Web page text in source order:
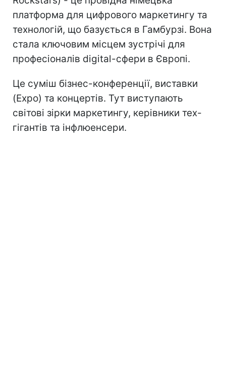
платформа для цифрового маркетингу та
технологій, що базується в Гамбурзі. Вона
стала ключовим місцем зустрічі для
професіоналів digital-сфери в Європі.
Це суміш бізнес-конференції, виставки
(Expo) та концертів. Тут виступають
світові зірки маркетингу, керівники тех-
гігантів та інфлюенсери.